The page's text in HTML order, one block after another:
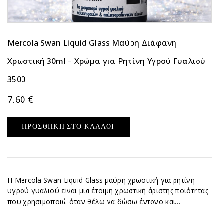
Mercola Swan Liquid Glass Μαύρη Διάφανη
Χρωστική 30ml – Χρώμα για Ρητίνη Υγρού Γυαλιού
3500
7,60 €
ΠΡΟΣΘΉΚΗ ΣΤΟ ΚΑΛΆΘΙ
Η Mercola Swan Liquid Glass μαύρη χρωστική για ρητίνη
υγρού γυαλιού είναι μια έτοιμη χρωστική άριστης ποιότητας
που χρησιμοποιώ όταν θέλω να δώσω έντονο και…